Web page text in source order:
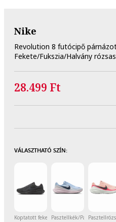
Nike
Revolution 8 futócipő
Fekete/Fukszia/Halvány
28.499 Ft
VÁLASZTHATÓ SZÍN:
Koptatott fekete/Antracitszürke
Pasztellkék/